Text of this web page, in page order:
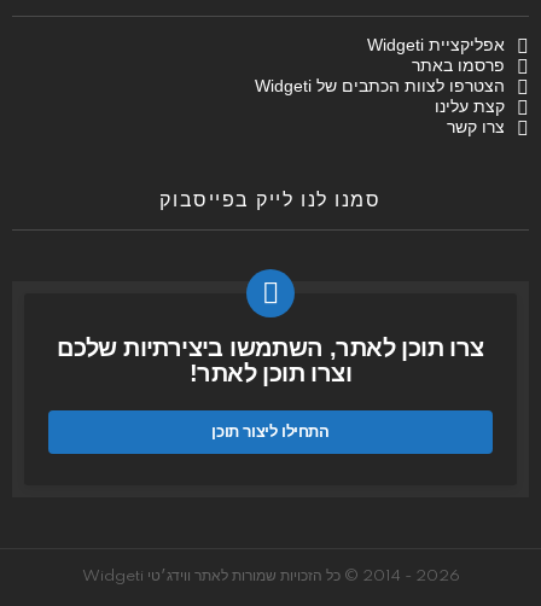
אפליקציית Widgeti
פרסמו באתר
הצטרפו לצוות הכתבים של Widgeti
קצת עלינו
צרו קשר
סמנו לנו לייק בפייסבוק
צרו תוכן לאתר, השתמשו ביצירתיות שלכם
וצרו תוכן לאתר!
התחילו ליצור תוכן
2026 - 2014 © כל הזכויות שמורות לאתר ווידג׳טי Widgeti